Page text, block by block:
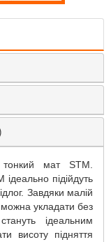
мат STM.
підійдуть
Завдяки малій
укладати без
ідеальним
висоту підняття